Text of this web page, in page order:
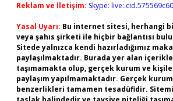
Reklam ve İletişim: Skype:
Yasal Uyarı: Bu internet sitesi, herhangi
veya şahıs şirketi ile hiçbir bağlantısı
Sitede yalnızca kendi hazırladığımız
paylaşılmaktadır. Burada yer alan
taşımamakta olup, gerçek kurum ve
paylaşım yapılmamaktadır. Gerçek
benzerlikleri tamamen tesadüfidir.